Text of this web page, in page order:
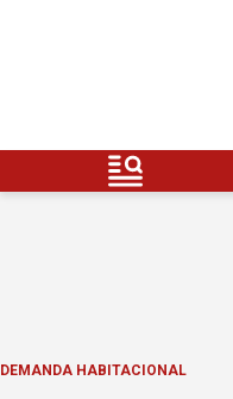
DEMANDA HABITACIONAL